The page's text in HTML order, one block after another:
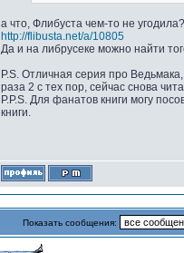
а что, Флибуста чем-то не угодила?
http://flibusta.net/a/10805
Да и на либрусеке можно найти
P.S. Отличная серия про
раза 2 с тех пор, сейчас снова
P.P.S. Для фанатов книги могу
книги.
Показать сообщения: